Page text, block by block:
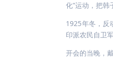
化”运动，把韩
1925年冬，反
印派农民自卫
开会的当晚，